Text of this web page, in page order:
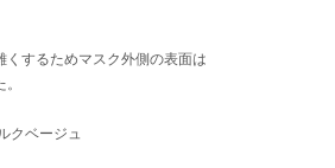
くするためマスク外側の表面は
ベージュ